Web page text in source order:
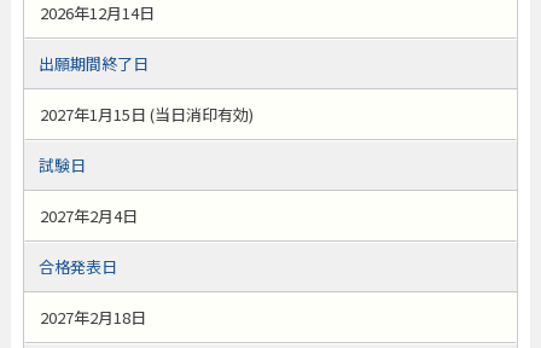
2026年12月14日
出願期間終了日
2027年1月15日 (当日消印有効)
試験日
2027年2月4日
合格発表日
2027年2月18日